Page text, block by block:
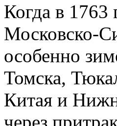
Когда в
Московско-
особенно
Томска,
Китая и
через